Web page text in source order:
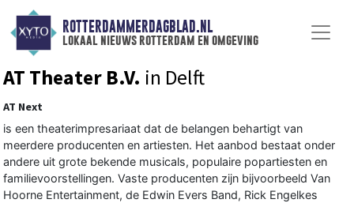
ROTTERDAMMERDAGBLAD.NL
lokaal nieuws rotterdam en omgeving
AT Theater B.V. in Delft
AT Next
is een theaterimpresariaat dat de belangen behartigt van
meerdere producenten en artiesten. Het aanbod bestaat onder
andere uit grote bekende musicals, populaire popartiesten en
familievoorstellingen. Vaste producenten zijn bijvoorbeeld Van
Hoorne Entertainment, de Edwin Evers Band, Rick Engelkes